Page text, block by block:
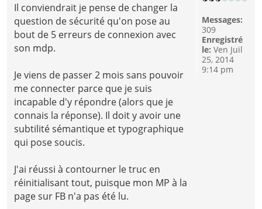
Il conviendrait je pense de changer la
question de sécurité qu'on pose au
bout de 5 erreurs de connexion avec
son mdp.
Je viens de passer 2 mois sans pouvoir
me connecter parce que je suis
incapable d'y répondre (alors que je
connais la réponse). Il doit y avoir une
subtilité sémantique et typographique
qui pose soucis.
J'ai réussi à contourner le truc en
réinitialisant tout, puisque mon MP à la
page sur FB n'a pas été lu.
Messages:
309
Enregistré
le: Ven Juil
25, 2014
9:14 pm